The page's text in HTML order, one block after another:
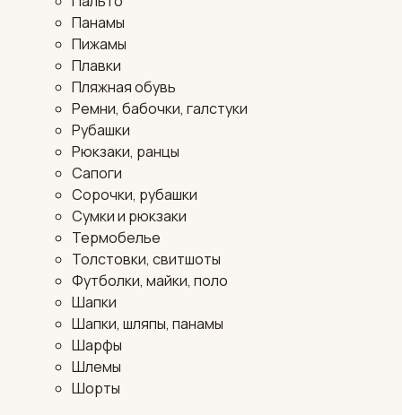
Панамы
Пижамы
Плавки
Пляжная обувь
Ремни, бабочки, галстуки
Рубашки
Рюкзаки, ранцы
Сапоги
Сорочки, рубашки
Сумки и рюкзаки
Термобелье
Толстовки, свитшоты
Футболки, майки, поло
Шапки
Шапки, шляпы, панамы
Шарфы
Шлемы
Шорты